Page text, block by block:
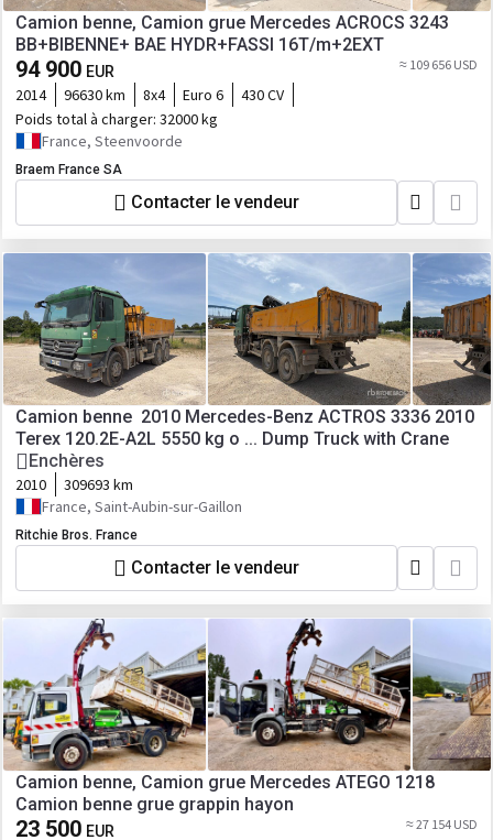
Camion benne, Camion grue Mercedes ACROCS 3243
BB+BIBENNE+ BAE HYDR+FASSI 16T/m+2EXT
94 900 EUR ≈ 109 656 USD
2014 96630 km 8x4 Euro 6
430 CV
Poids total à charger: 32000 kg
France, Steenvoorde
Braem France SA
Contacter le vendeur
Camion benne 2010 Mercedes-Benz ACTROS 3336 2010
Terex 120.2E-A2L 5550 kg o ... Dump Truck with Crane
Enchères
2010
309693 km
France, Saint-Aubin-sur-Gaillon
Ritchie Bros. France
Contacter le vendeur
Camion benne, Camion grue Mercedes ATEGO 1218
Camion benne grue grappin hayon
23 500 EUR ≈ 27 154 USD